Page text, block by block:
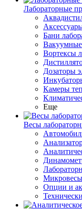
Лабораторные
Бани
Вортексы
Дозаторы
Камеры
Еще
Весы
Микровесы
Опции и